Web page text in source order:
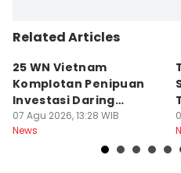
Related Articles
25 WN Vietnam
Komplotan Penipuan
Investasi Daring
Dideportasi
07 Agu 2026, 13:28 WIB
News